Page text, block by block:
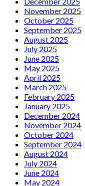
November 2025
October 2025
September 2025
August 2025
July 2025
June 2025
May 2025
April 2025
March 2025
February 2025
January 2025
December 2024
November 2024
October 2024
September 2024
August 2024
July 2024
June 2024
May 2024